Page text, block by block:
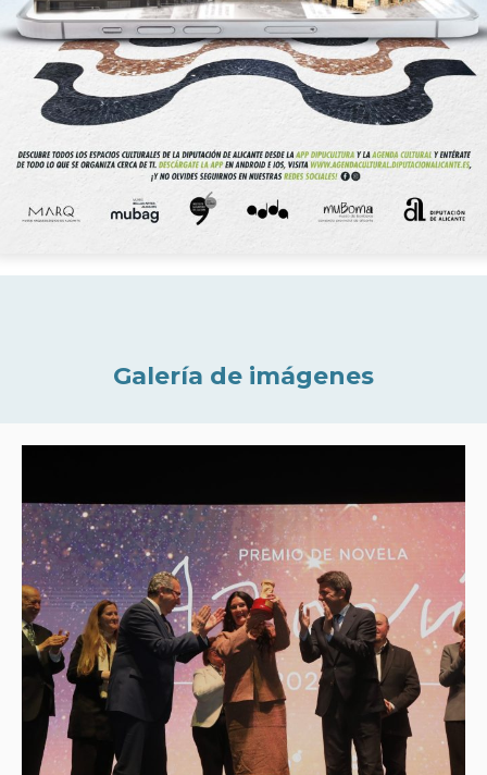
Galería de imágenes